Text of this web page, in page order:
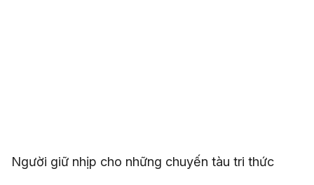
Người giữ nhịp cho những chuyến tàu tri thức